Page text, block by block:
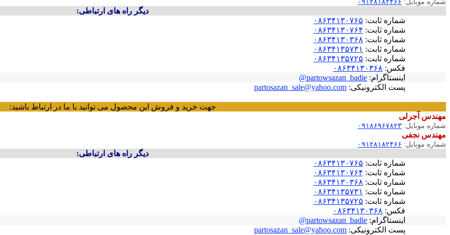
شماره موبایل: ۰۹۱۲۸۱۸۲۴۶۶
دیگر راه های ارتباطی:
شماره ثابت: ۰۸۶۳۴۱۳۰۷۶۵
شماره ثابت: ۰۸۶۳۴۱۳۰۷۶۴
شماره ثابت: ۰۸۶۳۴۱۳۰۳۶۸
شماره ثابت: ۰۸۶۳۴۱۳۵۷۳۱
شماره ثابت: ۰۸۶۳۴۱۳۵۷۲۵
فکس: ۰۸۶۳۴۱۳۰۳۶۸
اینستاگرام: partowsazan_badie@
پست الکترونیکی: partosazan_sale@yahoo.com
جهت خرید و فروش این محصول می توانید با ما در ارتباط باشید:
مهندس آجرلی
شماره موبایل: ۰۹۱۸۶۹۶۷۸۲۳
مهندس نجفی
شماره موبایل: ۰۹۱۲۸۱۸۲۴۶۶
دیگر راه های ارتباطی:
شماره ثابت: ۰۸۶۳۴۱۳۰۷۶۵
شماره ثابت: ۰۸۶۳۴۱۳۰۷۶۴
شماره ثابت: ۰۸۶۳۴۱۳۰۳۶۸
شماره ثابت: ۰۸۶۳۴۱۳۵۷۳۱
شماره ثابت: ۰۸۶۳۴۱۳۵۷۲۵
فکس: ۰۸۶۳۴۱۳۰۳۶۸
اینستاگرام: partowsazan_badie@
پست الکترونیکی: partosazan_sale@yahoo.com